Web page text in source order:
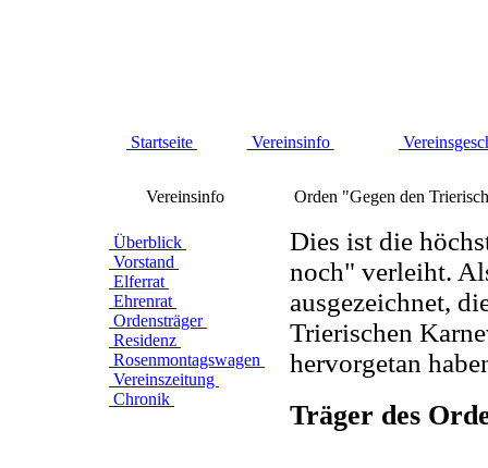
Startseite Vereinsinfo
Vereinsinfo
Überblick
Vorstand
Elferrat
Ehrenrat
Ordensträger
Residenz
Rosenmontagswagen
Vereinszeitung
Chronik
Orden "Gegen den
Dies ist die
noch" verleiht.
ausgezeichnet,
Trierischen
hervorgetan
Träger des